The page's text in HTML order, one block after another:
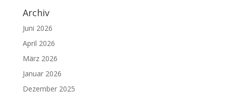
Archiv
Juni 2026
April 2026
März 2026
Januar 2026
Dezember 2025